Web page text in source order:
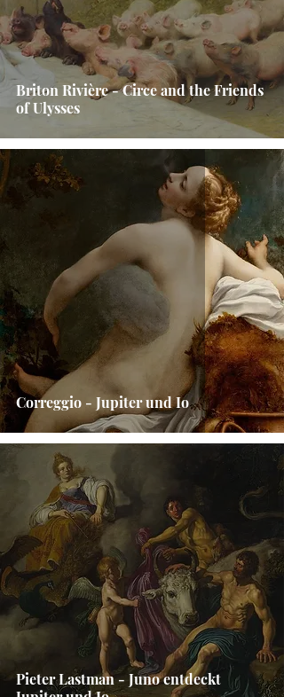
Briton Rivière - Circe and the Friends
of Ulysses
Correggio - Jupiter und Io
Pieter Lastman - Juno entdeckt